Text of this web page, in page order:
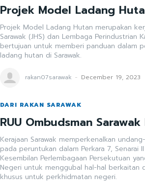
Projek Model Ladang
Projek Model Ladang Hutan merupakan
Sarawak (JHS) dan Lembaga Perindustrian
bertujuan untuk memberi panduan dalam
ladang hutan di Sarawak.
rakan07sarawak - December 19, 2023
DARI RAKAN SARAWAK
RUU Ombudsman
Kerajaan Sarawak memperkenalkan
pada peruntukan dalam Perkara 7, Senarai
Kesembilan Perlembagaan Persekutuan
Negeri untuk menggubal hal-hal berkaitan
khusus untuk perkhidmatan negeri.